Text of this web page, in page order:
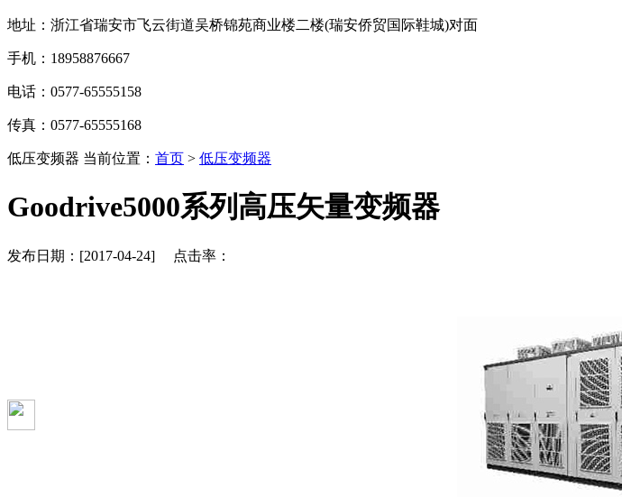
地址：浙江省瑞安市飞云街道吴桥锦苑商业楼二楼(瑞安侨贸国际鞋城)对面
手机：18958876667
电话：0577-65555158
传真：0577-65555168
低压变频器 当前位置： 首页 > 低压变频器
Goodrive5000系列高压矢量变频器
发布日期：[2017-04-24] 点击率：